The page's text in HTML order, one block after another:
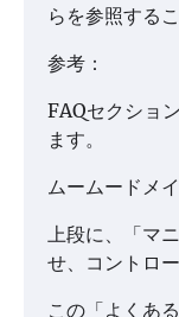
らを参照する
参考：
FAQセクショ
ます。
ムームードメ
上段に、「マ
せ、コントロ
この「よくあ